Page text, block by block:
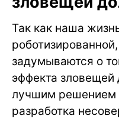
Так как наша
задумываются о
эффекта
лучшим решением
разработка